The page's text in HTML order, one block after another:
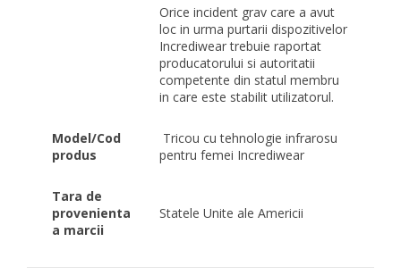
Orice incident grav care a avut
loc in urma purtarii dispozitivelor
Incrediwear trebuie raportat
producatorului si autoritatii
competente din statul membru
in care este stabilit utilizatorul.
Model/Cod
produs
Tricou cu tehnologie infrarosu
pentru femei Incrediwear
Tara de
provenienta
a marcii
Statele Unite ale Americii